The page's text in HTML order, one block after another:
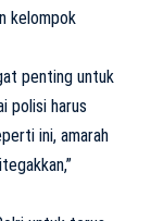
kelompok
penting untuk
polisi harus
ini, amarah